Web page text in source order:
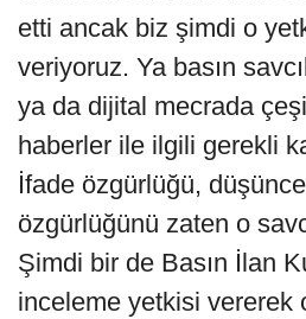
etti ancak biz şimdi o
veriyoruz. Ya basın
ya da dijital mecrada
haberler ile ilgili gerekli
İfade özgürlüğü,
özgürlüğünü zaten o
Şimdi bir de Basın İlan
inceleme yetkisi vererek